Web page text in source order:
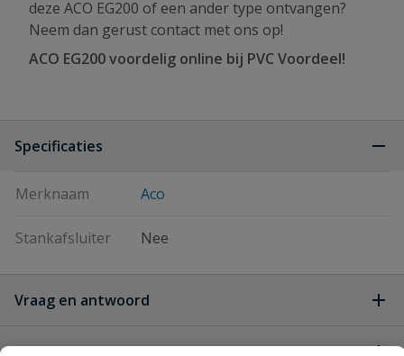
deze ACO EG200 of een ander type ontvangen?
Neem dan gerust contact met ons op!
ACO EG200 voordelig online bij PVC Voordeel!
Specificaties
Merknaam Aco
Stankafsluiter Nee
Vraag en antwoord
Beoordelingen